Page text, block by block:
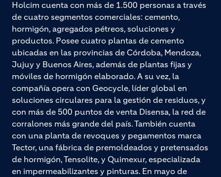
Holcim cuenta con más de 1.500 personas a través
de cuatro segmentos comerciales: cemento,
hormigón, agregados pétreos, soluciones y
productos. Posee cuatro plantas de cemento
ubicadas en las provincias de Córdoba, Mendoza,
Jujuy y Buenos Aires, además de plantas fijas y
móviles de hormigón elaborado. A su vez, la
compañía opera con Geocycle, líder global en
soluciones circulares para la gestión de residuos, y
con más de 500 puntos de venta Disensa, la red de
corralones más grande del país. También cuenta
con una planta de revoques y pegamentos marca
Tector, una fábrica de premoldeados y pretensados
de hormigón, Tensolite, y Quimexur, especializada
en impermeabilizantes y pinturas. En mayo de